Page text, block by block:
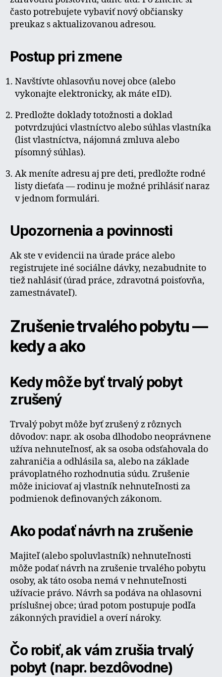
často potrebujete vybaviť nový občiansky
preukaz s aktualizovanou adresou.
Postup pri zmene
Navštívte ohlasovňu novej obce (alebo
vykonajte elektronicky, ak máte eID).
Predložte doklady totožnosti a doklad
potvrdzujúci vlastníctvo alebo súhlas vlastníka
(list vlastníctva, nájomná zmluva alebo
písomný súhlas).
Ak meníte adresu aj pre deti, predložte rodné
listy dieťaťa — rodinu je možné prihlásiť naraz
v jednom formulári.
Upozornenia a povinnosti
Ak ste v evidencii na úrade práce alebo
registrujete iné sociálne dávky, nezabudnite to
tiež nahlásiť (úrad práce, zdravotná poisťovňa,
zamestnávateľ).
Zrušenie trvalého pobytu —
kedy a ako
Kedy môže byť trvalý pobyt
zrušený
Trvalý pobyt môže byť zrušený z rôznych
dôvodov: napr. ak osoba dlhodobo neoprávnene
užíva nehnuteľnosť, ak sa osoba odsťahovala do
zahraničia a odhlásila sa, alebo na základe
právoplatného rozhodnutia súdu. Zrušenie
môže iniciovať aj vlastník nehnuteľnosti za
podmienok definovaných zákonom.
Ako podať návrh na zrušenie
Majiteľ (alebo spoluvlastník) nehnuteľnosti
môže podať návrh na zrušenie trvalého pobytu
osoby, ak táto osoba nemá v nehnuteľnosti
užívacie právo. Návrh sa podáva na ohlasovni
príslušnej obce; úrad potom postupuje podľa
zákonných pravidiel a overí nároky.
Čo robiť, ak vám zrušia trvalý
pobyt (napr. bezdôvodne)